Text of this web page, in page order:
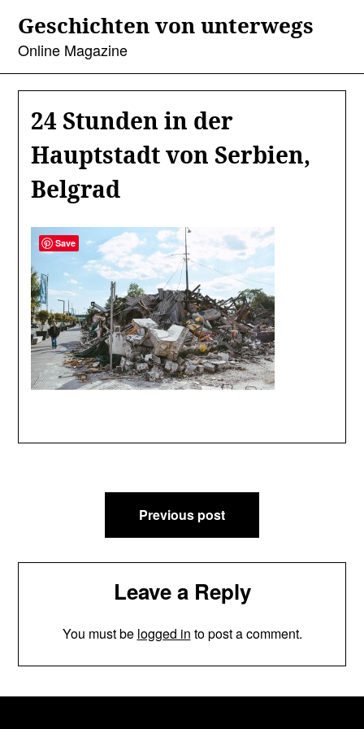
content
Geschichten von unterwegs
Online Magazine
24 Stunden in der
Hauptstadt von Serbien,
Belgrad
navigation
Previous post
Leave a Reply
You must be logged in to post a comment.
Save